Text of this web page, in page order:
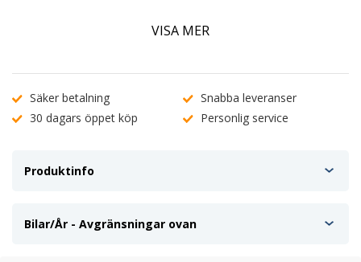
Bmw 3-Serie E46 mellan 12.1997-07.2005
VISA MER
Säker betalning
Snabba leveranser
30 dagars öppet köp
Personlig service
Produktinfo
Bilar/År - Avgränsningar ovan